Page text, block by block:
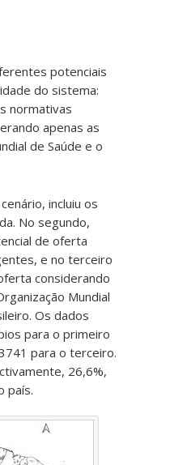
potenciais
do sistema:
normativas
apenas as
de Saúde e o
incluiu os
No segundo,
de oferta
e no terceiro
considerando
Mundial
Os dados
para o primeiro
para o terceiro.
26,6%,
país.